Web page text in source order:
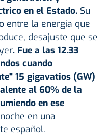
en el Estado. Su
entre la energía que
desajuste que se
. Fue a las 12.33
cuando
15 gigavatios (GW)
al 60% de la
en ese
en una
español.